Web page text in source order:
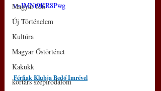
Magyar Idő
Új Történelem
Kultúra
Magyar Őstörténet
Kakukk
kortárs szépirodalom
v=IMNt9KR8Pwg
Férfiak Klubja Bedő Imrével